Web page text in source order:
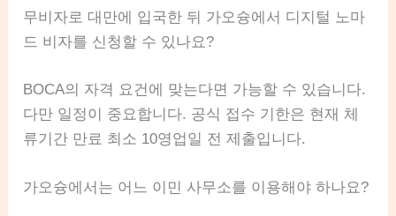
무비자로 대만에 입국한 뒤 가오슝에서 디지털 노마
드 비자를 신청할 수 있나요?
BOCA의 자격 요건에 맞는다면 가능할 수 있습니다.
다만 일정이 중요합니다. 공식 접수 기한은 현재 체
류기간 만료 최소 10영업일 전 제출입니다.
가오슝에서는 어느 이민 사무소를 이용해야 하나요?